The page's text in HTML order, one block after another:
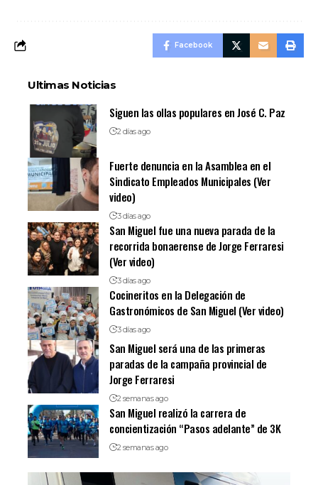
Facebook
Ultimas Noticias
Siguen las ollas populares en José C. Paz
2 días ago
Fuerte denuncia en la Asamblea en el
Sindicato Empleados Municipales (Ver
video)
3 días ago
San Miguel fue una nueva parada de la
recorrida bonaerense de Jorge Ferraresi
(Ver video)
3 días ago
Cocineritos en la Delegación de
Gastronómicos de San Miguel (Ver video)
3 días ago
San Miguel será una de las primeras
paradas de la campaña provincial de
Jorge Ferraresi
2 semanas ago
San Miguel realizó la carrera de
concientización “Pasos adelante” de 3K
2 semanas ago